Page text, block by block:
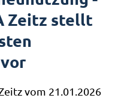
Zeitz stellt
vom 21.01.2026